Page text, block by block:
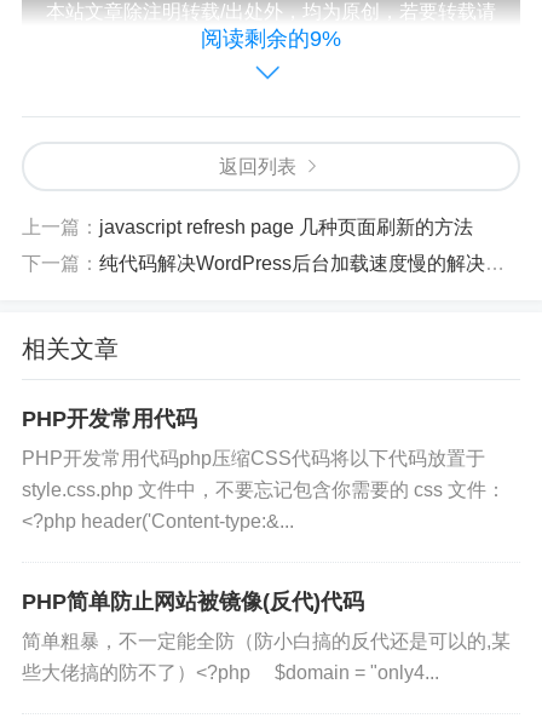
本站文章除注明转载/出处外，均为原创，若要转载请
务必注明出处。转载后请将转载链接通过邮件告知我
站，谢谢合作。本站邮箱：admin@only4.work
尊重他人劳动成果，共创和谐网络环境。点击
版权声明 查看本站相关条款。
阅读剩余的9%
返回列表
上一篇： javascript refresh page 几种页面刷新的方法
下一篇： 纯代码解决WordPress后台加载速度慢的解决方法
相关文章
PHP开发常用代码
PHP开发常用代码php压缩CSS代码将以下代码放置于
style.css.php 文件中，不要忘记包含你需要的 css 文件：
<?php header('Content-type:&...
PHP简单防止网站被镜像(反代)代码
简单粗暴，不一定能全防（防小白搞的反代还是可以的,某
些大佬搞的防不了）<?php $domain = "only4...